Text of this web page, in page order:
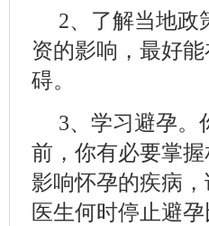
2、了解当地政
资的影响，最好
碍。
3、学习避孕。
前，你有必要掌
影响怀孕的疾病
医生何时停止避孕